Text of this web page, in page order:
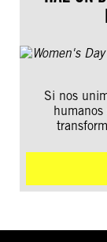
Si nos